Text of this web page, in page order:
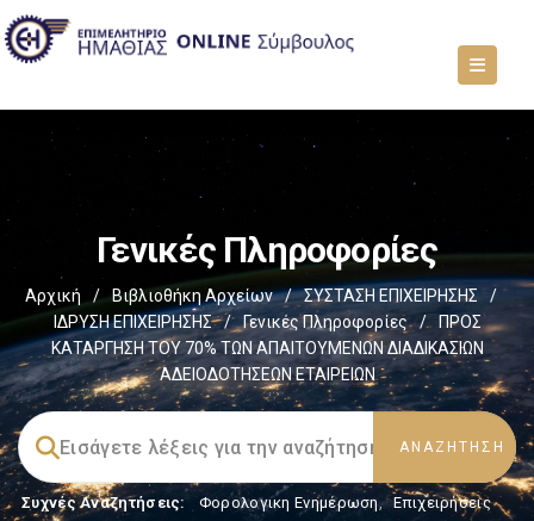
Γενικές Πληροφορίες
Αρχική / Βιβλιοθήκη Αρχείων / ΣΥΣΤΑΣΗ ΕΠΙΧΕΙΡΗΣΗΣ
/
ΙΔΡΥΣΗ ΕΠΙΧΕΙΡΗΣΗΣ
/ Γενικές Πληροφορίες /
ΠΡΟΣ
ΚΑΤΑΡΓΗΣΗ ΤΟΥ 70% ΤΩΝ ΑΠΑΙΤΟΥΜΕΝΩΝ ΔΙΑΔΙΚΑΣΙΩΝ
ΑΔΕΙΟΔΟΤΗΣΕΩΝ ΕΤΑΙΡΕΙΩΝ
Συχνές Αναζητήσεις: Φορολογικη Ενημέρωση, Επιχειρήσεις